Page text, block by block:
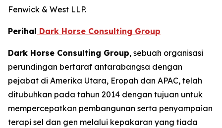
Fenwick & West LLP.
Perihal Dark Horse Consulting Group
Dark Horse Consulting Group, sebuah organisasi
perundingan bertaraf antarabangsa dengan
pejabat di Amerika Utara, Eropah dan APAC, telah
ditubuhkan pada tahun 2014 dengan tujuan untuk
mempercepatkan pembangunan serta penyampaian
terapi sel dan gen melalui kepakaran yang tiada